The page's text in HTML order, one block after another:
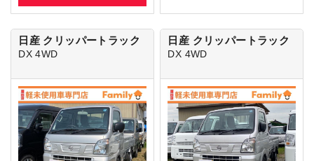
日産 クリッパートラック
DX 4WD
日産 クリッパートラック
DX 4WD